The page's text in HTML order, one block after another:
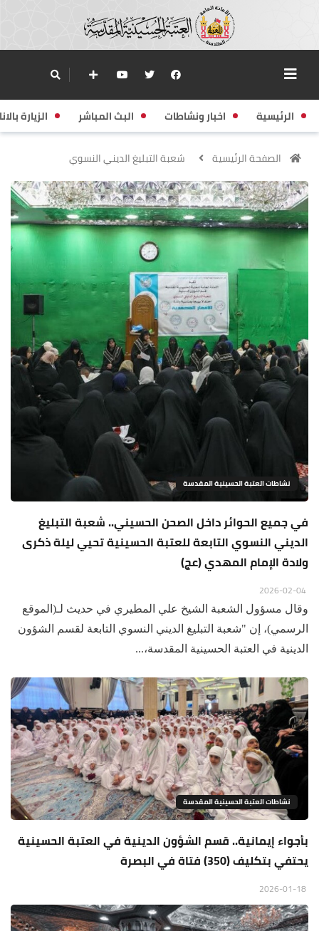
الرئيسية اخبار ونشاطات البث المباشر الزيارة
الصفحة الرئيسية شعبة التبليغ الديني النسوي
نشاطات العتبة الحسينية المقدسة
في جميع الحوائر داخل الصحن الحسيني.. شعبة التبليغ
الديني النسوي التابعة للعتبة الحسينية تحيي ليلة ذكرى
ولادة الإمام المهدي (عج)
وقال مسؤول الشعبة الشيخ علي المطيري في حديث لـ(الموقع
الرسمي)، إن "شعبة التبليغ الديني النسوي التابعة لقسم الشؤون
الدينية في العتبة الحسينية المقدسة،...
نشاطات العتبة الحسينية المقدسة
بأجواء إيمانية.. قسم الشؤون الدينية في العتبة الحسينية
يحتفي بتكليف (350) فتاة في البصرة